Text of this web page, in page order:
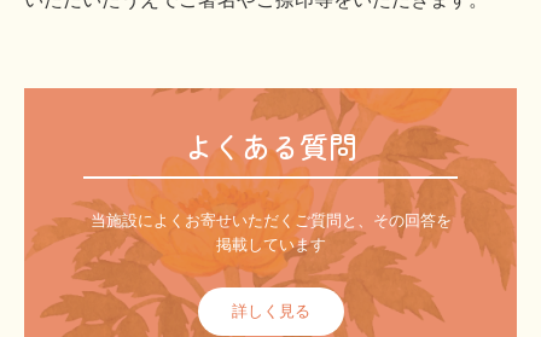
よくある質問
当施設によくお寄せいただくご質問と、その回答を
掲載しています
詳しく見る